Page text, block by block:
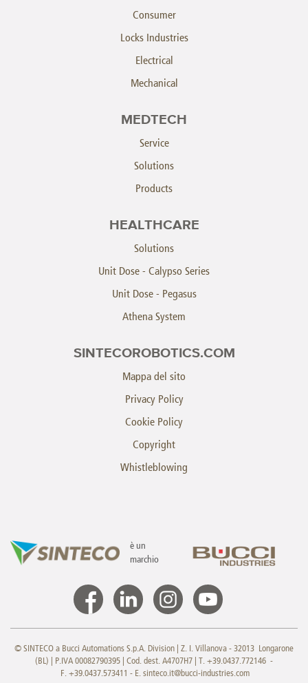
Consumer
Locks Industries
Electrical
Mechanical
MEDTECH
Service
Solutions
Products
HEALTHCARE
Solutions
Unit Dose - Calypso Series
Unit Dose - Pegasus
Athena System
SINTECOROBOTICS.COM
Mappa del sito
Privacy Policy
Cookie Policy
Copyright
Whistleblowing
è un
marchio
© SINTECO a Bucci Automations S.p.A. Division | Z. I. Villanova - 32013 Longarone
(BL) | P.IVA 00082790395 | Cod. dest. A4707H7 | T. +39.0437.772146 -
F. +39.0437.573411 - E. sinteco.it@bucci-industries.com